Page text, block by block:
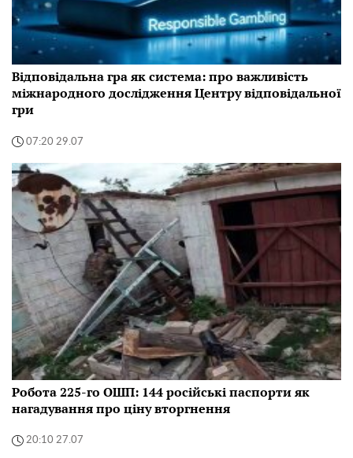
Відповідальна гра як система: про важливість
міжнародного дослідження Центру відповідальної
гри
07:20 29.07
Робота 225-го ОШП: 144 російські паспорти як
нагадування про ціну вторгнення
20:10 27.07